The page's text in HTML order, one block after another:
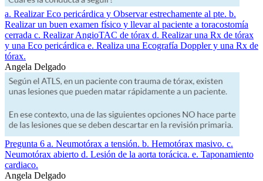
a. Realizar Eco pericárdica y Observar estrechamente al pte. b.
Realizar un buen examen físico y llevar al paciente a toracostomía
cerrada c. Realizar AngioTAC de tórax d. Realizar una Rx de tórax
y una Eco pericárdica e. Realiza una Ecografía Doppler y una Rx de
tórax.
Angela Delgado
Pregunta 6 a. Neumotórax a tensión. b. Hemotórax masivo. c.
Neumotórax abierto d. Lesión de la aorta torácica. e. Taponamiento
cardiaco.
Angela Delgado